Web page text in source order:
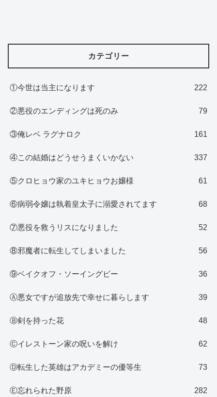
カテゴリー
①今世は当主になります 222
②悪役のエンディングは死のみ 79
③俺レベ ラグナロク 161
④この結婚はどうせうまくいかない 337
⑤クロヒョウ家のユキヒョウお嬢様 61
⑥病弱令嬢は執着皇太子に溺愛されてます 68
⑦悪役を救うリスになりました 52
⑧邪魔者に転生してしまいました 56
⑨ベイクオフ・ソーイングビー 36
Ⓐ悪女ですが追放先で幸せに暮らします 39
Ⓑ剣を持った花 48
Ⓒイレストーン家の呪いを解け 62
Ⓓ転生した英雄はアカデミーの優等生 73
Ⓔ忘れられた野原 282